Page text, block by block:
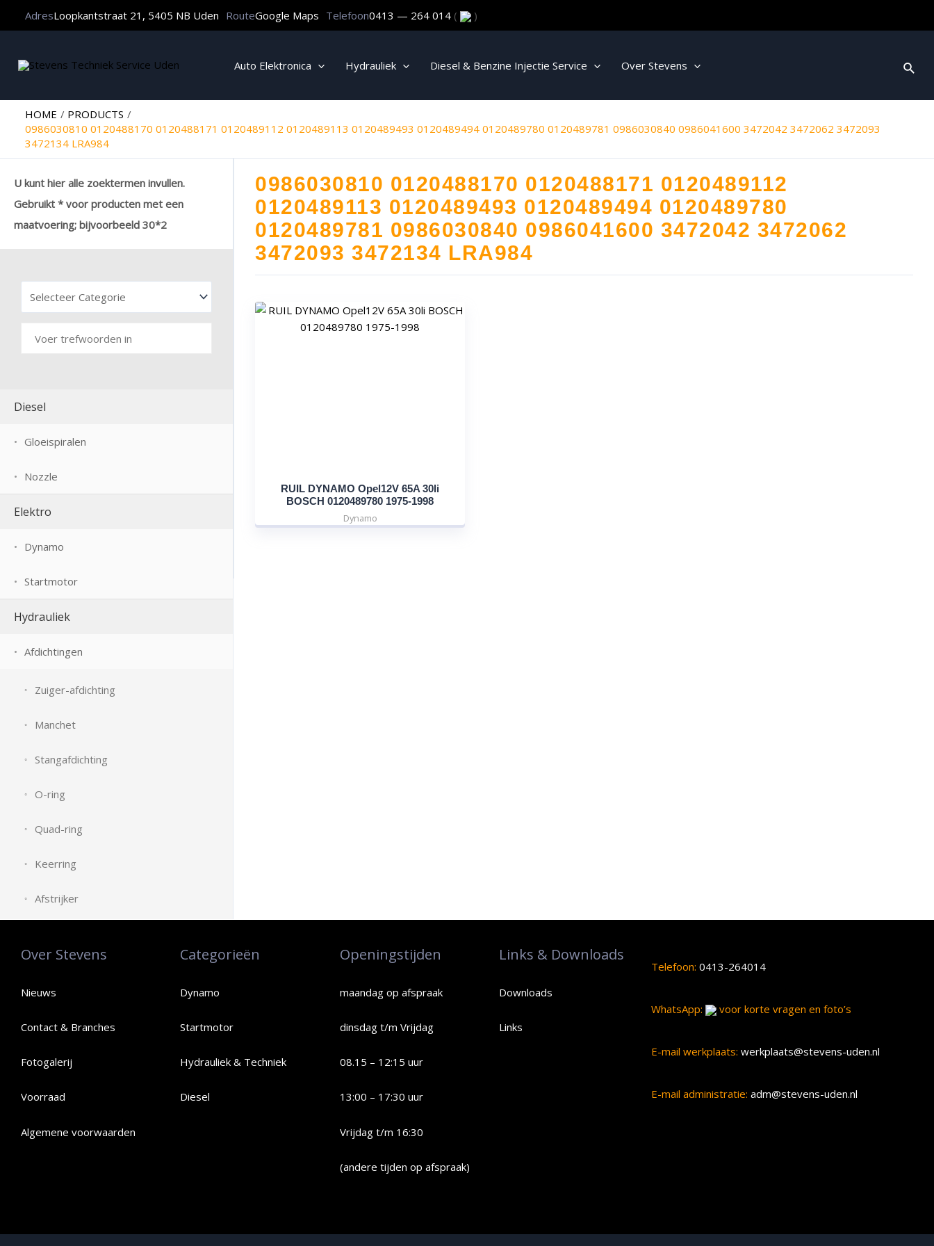
AdresLoopkantstraat 21, 5405 NB Uden RouteGoogle Maps Telefoon0413 — 264 014 ( )
Auto Elektronica Hydrauliek Diesel & Benzine Injectie Service Over Stevens
HOME
PRODUCTS
0986030810 0120488170 0120488171 0120489112 0120489113 0120489493 0120489494 0120489780 0120489781 0986030840 0986041600 3472042 3472062 3472093
3472134 LRA984
U kunt hier alle zoektermen invullen.
Gebruikt * voor producten met een
maatvoering; bijvoorbeeld 30*2
Diesel
Gloeispiralen
Nozzle
Elektro
Dynamo
Startmotor
Hydrauliek
Afdichtingen
Zuiger-afdichting
Manchet
Stangafdichting
O-ring
Quad-ring
Keerring
Afstrijker
0986030810 0120488170 0120488171 0120489112
0120489113 0120489493 0120489494 0120489780
0120489781 0986030840 0986041600 3472042 3472062
3472093 3472134 LRA984
RUIL DYNAMO Opel12V 65A 30li
BOSCH 0120489780 1975-1998
Dynamo
Over Stevens
Nieuws
Contact & Branches
Fotogalerij
Voorraad
Algemene voorwaarden
Categorieën
Dynamo
Startmotor
Hydrauliek & Techniek
Diesel
Openingstijden
maandag op afspraak
dinsdag t/m Vrijdag
08.15 – 12:15 uur
13:00 – 17:30 uur
Vrijdag t/m 16:30
(andere tijden op afspraak)
Links & Downloads
Downloads
Links
Telefoon: 0413-264014
WhatsApp: voor korte vragen en foto’s
E-mail werkplaats: werkplaats@stevens-uden.nl
E-mail administratie: adm@stevens-uden.nl